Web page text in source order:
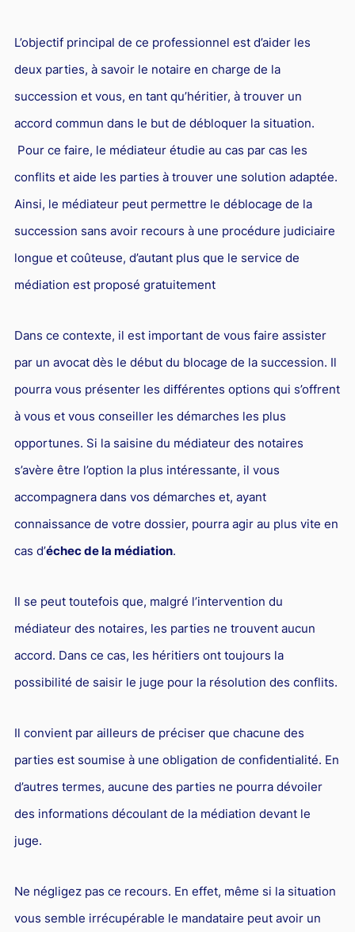
L’objectif principal de ce professionnel est d’aider les
deux parties, à savoir le notaire en charge de la
succession et vous, en tant qu’héritier, à trouver un
accord commun dans le but de débloquer la situation.
Pour ce faire, le médiateur étudie au cas par cas les
conflits et aide les parties à trouver une solution adaptée.
Ainsi, le médiateur peut permettre le déblocage de la
succession sans avoir recours à une procédure judiciaire
longue et coûteuse, d’autant plus que le service de
médiation est proposé gratuitement
Dans ce contexte, il est important de vous faire assister
par un avocat dès le début du blocage de la succession. Il
pourra vous présenter les différentes options qui s’offrent
à vous et vous conseiller les démarches les plus
opportunes. Si la saisine du médiateur des notaires
s’avère être l’option la plus intéressante, il vous
accompagnera dans vos démarches et, ayant
connaissance de votre dossier, pourra agir au plus vite en
cas d’échec de la médiation.
Il se peut toutefois que, malgré l’intervention du
médiateur des notaires, les parties ne trouvent aucun
accord. Dans ce cas, les héritiers ont toujours la
possibilité de saisir le juge pour la résolution des conflits.
Il convient par ailleurs de préciser que chacune des
parties est soumise à une obligation de confidentialité. En
d’autres termes, aucune des parties ne pourra dévoiler
des informations découlant de la médiation devant le
juge.
Ne négligez pas ce recours. En effet, même si la situation
vous semble irrécupérable le mandataire peut avoir un